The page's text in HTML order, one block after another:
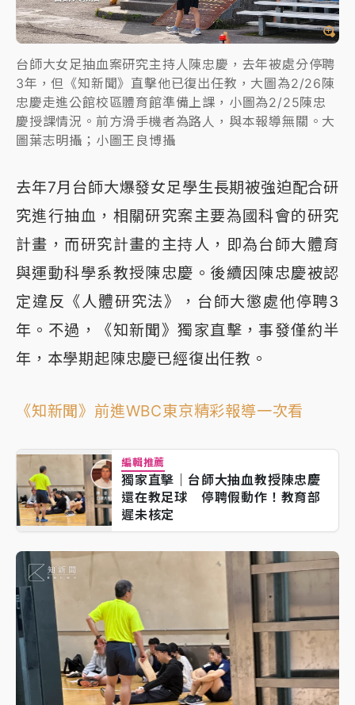
台師大女足抽血案研究主持人陳忠慶，去年被處分停聘
3年，但《知新聞》直擊他已復出任教，大圖為2/26陳
忠慶走進公館校區體育館準備上課，小圖為2/25陳忠
慶授課情況。前方滑手機者為路人，與本報導無關。大
圖葉志明攝；小圖王良博攝
去年7月台師大爆發女足學生長期被強迫配合研
究進行抽血，相關研究案主要為國科會的研究
計畫，而研究計畫的主持人，即為台師大體育
與運動科學系教授陳忠慶。後續因陳忠慶被認
定違反《人體研究法》，台師大懲處他停聘3
年。不過，《知新聞》獨家直擊，事發僅約半
年，本學期起陳忠慶已經復出任教。
《知新聞》前進WBC東京精彩報導一次看
編輯推薦
獨家直擊｜台師大抽血教授陳忠慶
還在教足球 停聘假動作！教育部
遲未核定